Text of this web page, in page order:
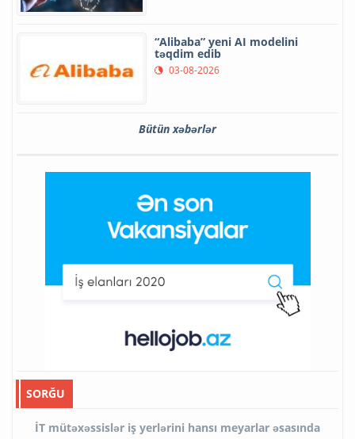
“Alibaba” yeni AI modelini
təqdim edib
03-08-2026
Bütün xəbərlər
SORĞU
İT mütəxəssislər iş yerlərini hansı meyarlar əsasında